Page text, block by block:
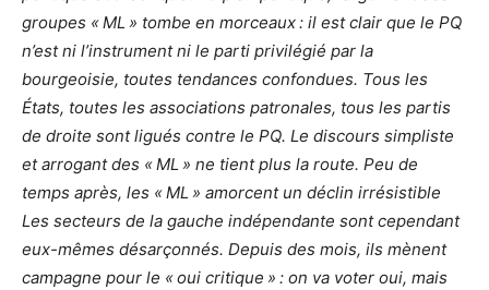
groupes « ML » tombe en morceaux : il est clair que le PQ
n’est ni l’instrument ni le parti privilégié par la
bourgeoisie, toutes tendances confondues. Tous les
États, toutes les associations patronales, tous les partis
de droite sont ligués contre le PQ. Le discours simpliste
et arrogant des « ML » ne tient plus la route. Peu de
temps après, les « ML » amorcent un déclin irrésistible
Les secteurs de la gauche indépendante sont cependant
eux-mêmes désarçonnés. Depuis des mois, ils mènent
campagne pour le « oui critique » : on va voter oui, mais